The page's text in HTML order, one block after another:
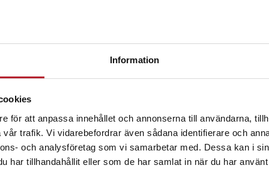
Information
för att anpassa innehållet och annonserna till användarna,
trafik. Vi vidarebefordrar även sådana identifierare och
och analysföretag som vi samarbetar med. Dessa kan i
har tillhandahållit eller som de har samlat in när du har
Första hjälpen-väska
Köp
2 liters
med schema - Rosa
149 kr
Köp
6 x